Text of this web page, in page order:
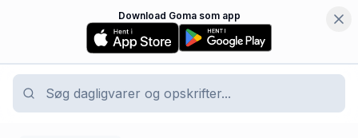
Download Goma som app